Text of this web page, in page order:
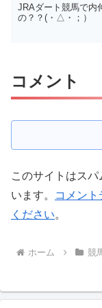
JRAダート競馬で内
の？？(・△・；）
コメント
このサイトはス
います。
コメン
ください。
ホーム 競